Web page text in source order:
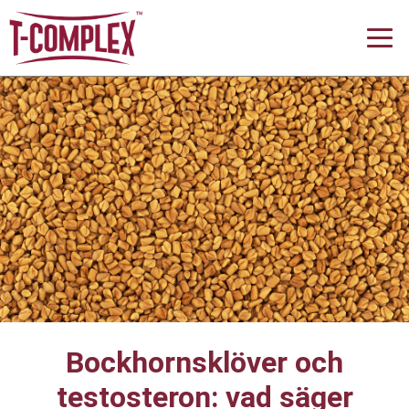
Bockhornsklöver och
testosteron: vad säger